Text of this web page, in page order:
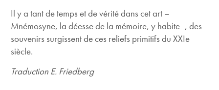
Il y a tant de temps et de vérité dans cet art –
Mnémosyne, la déesse de la mémoire, y habite -, des
souvenirs surgissent de ces reliefs primitifs du XXIe
siècle.
Traduction E. Friedberg